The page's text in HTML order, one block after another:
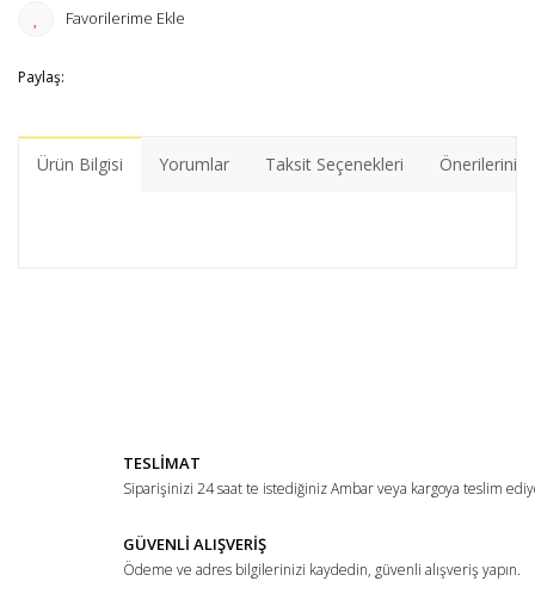
Paylaş:
Ürün Bilgisi Yorumlar Taksit Seçenekleri Önerileriniz
Ürün açıklamasında eksik bilgiler bulunuyor.
Ürün fiyatı diğer sitelerden daha pahalı.
Bu ürüne benzer farklı alternatifler olmalı.
TESLİMAT
Siparişinizi 24 saat te istediğiniz Ambar veya kargoya teslim
GÜVENLİ ALIŞVERİŞ
Ödeme ve adres bilgilerinizi kaydedin, güvenli alışveriş yapın.